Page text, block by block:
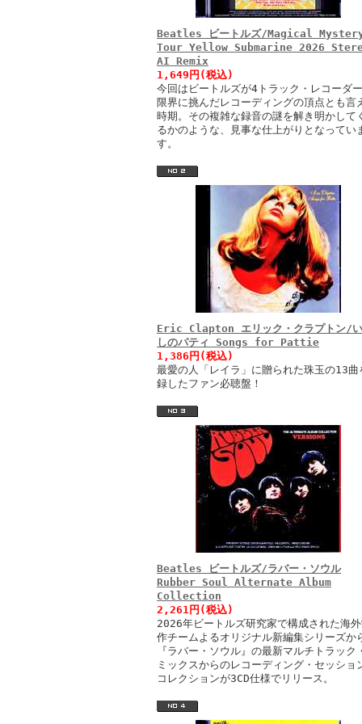
Beatles ビートルズ/Magical
Tour Yellow Submarine 2026
AI Remix
1,649円(税込)
今回はビートルズが4トラック・レコーダ
限界に挑んだレコーディングの頂点とも言
時期。その複雑な録音の謎を解き明かして
るかのような、見事な仕上がりとなってい
す。
Eric Clapton エリック・クラプトン/い
しのパティ Songs for Pattie
1,386円(税込)
最愛の人「レイラ」に贈られた珠玉の13曲
録したファン必聴盤！
Beatles ビートルズ/ラバー・ソウル
Rubber Soul Alternate Album
Collection
2,261円(税込)
2026年ビートルズ研究家で構成された海外
作チームよるオリジナル新編集シリーズか
『ラバー・ソウル』の最新マルチトラック
ミックスからのレコーディング・セッショ
コレクションが3CD仕様でリリース。